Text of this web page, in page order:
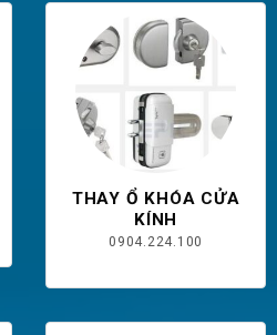
THAY Ổ KHÓA CỬA
KÍNH
0904.224.100